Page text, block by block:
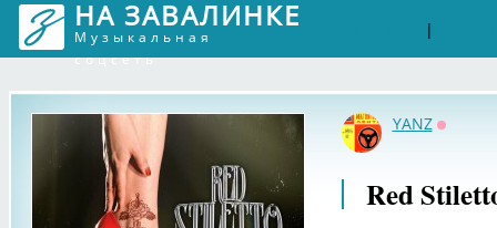
НА ЗАВАЛИНКЕ
Музыкальная
соцсеть
|
YANZ
Red